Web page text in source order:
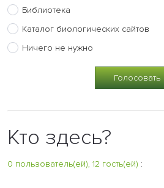
Библиотека
Каталог биологических сайтов
Ничего не нужно
Кто здесь?
0 пользователь(ей), 12 гость(ей) :